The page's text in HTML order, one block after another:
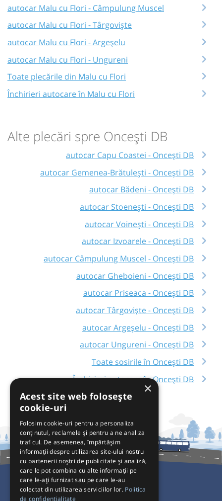
autocar Malu cu Flori - Câmpulung Muscel
autocar Malu cu Flori - Târgoviște
autocar Malu cu Flori - Argeșelu
autocar Malu cu Flori - Ungureni
Toate plecările din Malu cu Flori
Închirieri autocare în Malu cu Flori
Alte plecări spre Oncești DB
autocar Capu Coastei - Oncești DB
autocar Gemenea-Brătulești - Oncești DB
autocar Bădeni - Oncești DB
autocar Stoenești - Oncești DB
autocar Voinești - Oncești DB
autocar Izvoarele - Oncești DB
autocar Câmpulung Muscel - Oncești DB
autocar Gheboieni - Oncești DB
autocar Priseaca - Oncești DB
autocar Târgoviște - Oncești DB
autocar Argeșelu - Oncești DB
autocar Ungureni - Oncești DB
Toate sosirile în Oncești DB
Închirieri autocare în Oncești DB
Pentru Călători
×
Acest site web folosește
cookie-uri
Folosim cookie-uri pentru a personaliza
conținutul, reclamele și pentru a ne analiza
traficul. De asemenea, împărtășim
informații despre utilizarea site-ului nostru
cu partenerii noștri de publicitate și analiză,
care le pot combina cu alte informații pe
care le-ați furnizat sau pe care le-au
colectat din utilizarea serviciilor lor. Politica
de confidențialitate